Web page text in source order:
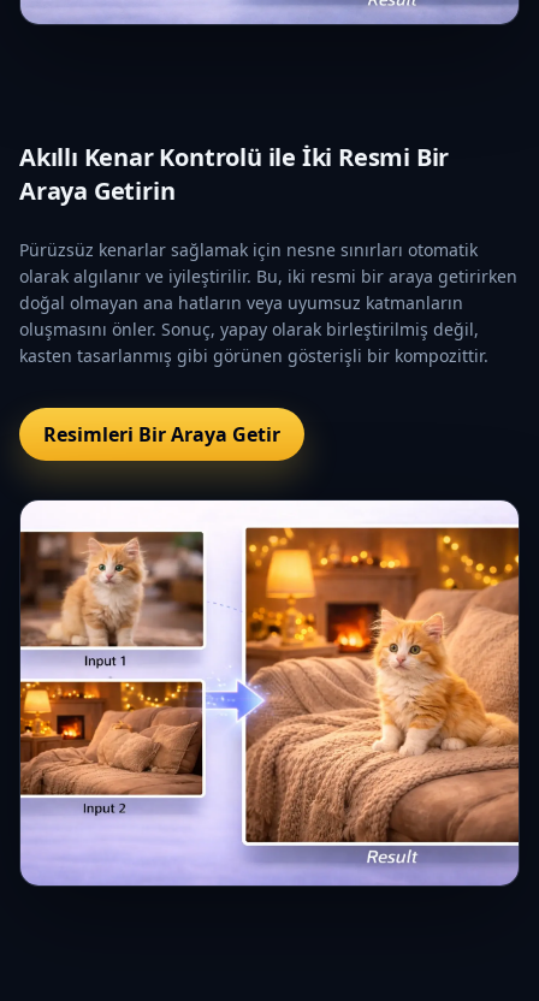
Akıllı Kenar Kontrolü ile İki Resmi Bir
Araya Getirin
Pürüzsüz kenarlar sağlamak için nesne sınırları otomatik
olarak algılanır ve iyileştirilir. Bu, iki resmi bir araya getirirken
doğal olmayan ana hatların veya uyumsuz katmanların
oluşmasını önler. Sonuç, yapay olarak birleştirilmiş değil,
kasten tasarlanmış gibi görünen gösterişli bir kompozittir.
Resimleri Bir Araya Getir